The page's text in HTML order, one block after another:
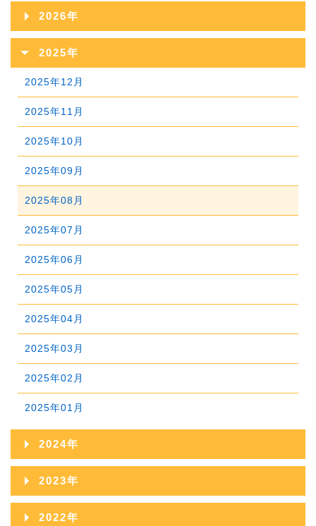
2026年
2026年08月
2026年07月
2026年06月
2026年05月
2026年04月
2026年03月
2026年02月
2026年01月
2025年
2025年12月
2025年11月
2025年10月
2025年09月
2025年08月
2025年07月
2025年06月
2025年05月
2025年04月
2025年03月
2025年02月
2025年01月
2024年
2024年12月
2024年11月
2023年
2023年12月
2022年